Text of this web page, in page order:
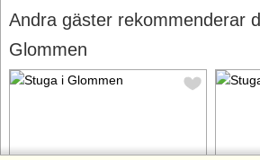
Andra gäster rekommenderar
Glommen